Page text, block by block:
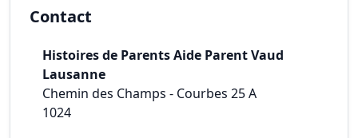
Contact
Histoires de Parents Aide Parent Vaud
Lausanne
Chemin des Champs - Courbes 25 A
1024